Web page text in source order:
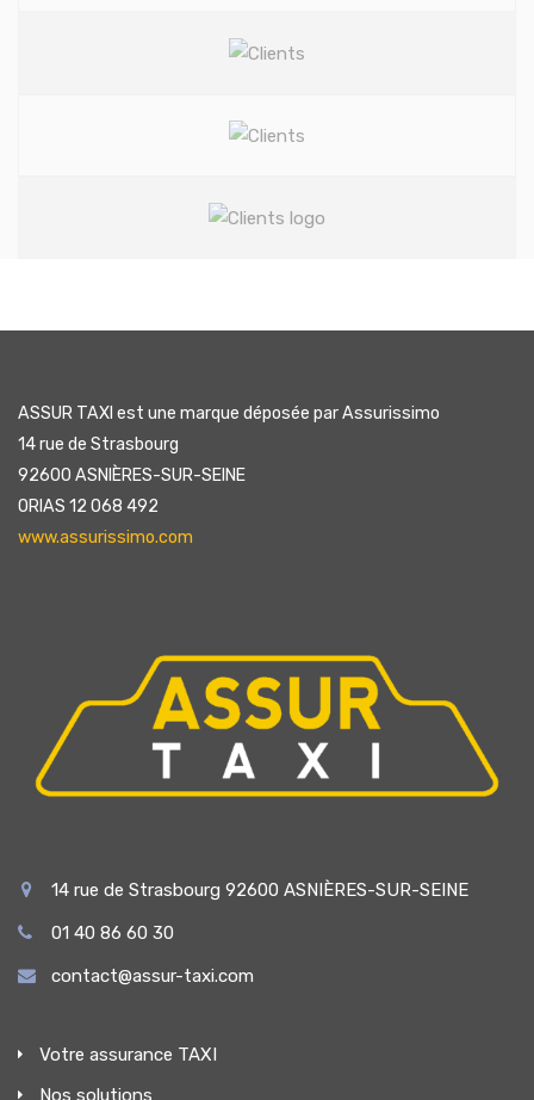
ASSUR TAXI est une marque déposée par Assurissimo
14 rue de Strasbourg
92600 ASNIÈRES-SUR-SEINE
ORIAS 12 068 492
www.assurissimo.com
14 rue de Strasbourg 92600 ASNIÈRES-SUR-SEINE
01 40 86 60 30
contact@assur-taxi.com
Votre assurance TAXI
Nos solutions